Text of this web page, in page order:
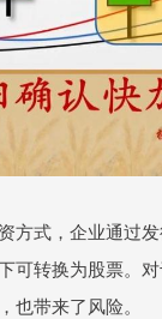
方式，企业通过
可转换为股票。
也带来了风险。